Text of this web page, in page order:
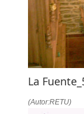
La
(Autor:RETU)